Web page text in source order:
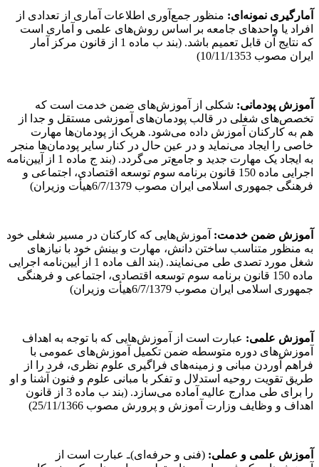
آمارگیری نمونه‌ای: منظور جمع‌آوری اطلاعات آماری از تعدادی از
افراد یا واحدهای جامعه بر اساس روش‌های علمی و آماری است
که نتایج آن قابل تعمیم باشد. (بند ب ماده 1 از قانون مرکز آمار
ایران مصوب 10/11/1353)
آموزش پودمانی: شکلی از آموزش‌های ضمن خدمت است که
تخصص‌های شغلی در قالب پودمان‌های آموزشی مستقل و جدا از
هم به کارکنان آموزش داده می‌شود. هریک از پودمان‌ها مهارت
خاصی را ایجاد می‌نماید و در عین حال در کنار سایر پودمان‌ها منجر
به ایجاد یک مهارت جدید و جامع‌تر می‌گردد. (بند ج ماده 1 از آیین‌نامه
اجرایی ماده 150 قانون برنامه سوم توسعه اقتصادی، اجتماعی و
فرهنگی جمهوری اسلامی ایران مصوب 6/7/1379هیأت وزیران)
آموزش ضمن خدمت: آموزش‌هایی که کارکنان در مسیر شغلی خود
به منظور متناسب ساختن دانش، مهارت و بینش خود با نیازهای
شغل مورد تصدی طی می‌نمایند. (بند الف ماده 1 از آیین‌نامه اجرایی
ماده 150 قانون برنامه سوم توسعه اقتصادی، اجتماعی و فرهنگی
جمهوری اسلامی ایران مصوب 6/7/1379هیأت وزیران)
آموزش علمی: عبارت است از آموزش‌هایی که با توجه به اهداف
آموزش‌های دوره متوسطه ضمن تکمیل آموزش‌های عمومی با
فراهم آوردن مبانی و زمینه‌های فراگیری علوم نظری، فرد را از
طریق تقویت روحیه استدلال و تفکر با مبانی علوم و فنون آشنا و او
را برای طی مدارج عالیه آماده می‌سازد. (بند ب ماده 3 از قانون
اهداف و وظایف وزارت آموزش و پرورش مصوب 25/11/1366)
آموزش علمی و عملی: (فنی و حرفه‌ای)ـ عبارت است از